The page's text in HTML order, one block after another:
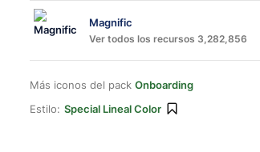
Magnific
Ver todos los recursos 3,282,856
Más iconos del pack Onboarding
Estilo: Special Lineal Color